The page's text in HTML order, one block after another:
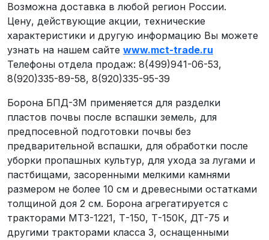
Возможна доставка в любой регион России.
Цену, действующие акции, технические
характеристики и другую информацию Вы можете
узнать на нашем сайте www.mct-trade.ru
Телефоны отдела продаж: 8(499)941-06-53,
8(920)335-89-58, 8(920)335-95-39
Борона БПД-3М применяется для разделки
пластов почвы после вспашки земель, для
предпосевной подготовки почвы без
предварительной вспашки, для обработки после
уборки пропашных культур, для ухода за лугами и
пастбищами, засоренными мелкими камнями
размером не более 10 см и древесными остатками
толщиной доя 2 см. Борона агрегатируется с
тракторами МТЗ-1221, Т-150, Т-150К, ДТ-75 и
другими тракторами класса 3, оснащенными